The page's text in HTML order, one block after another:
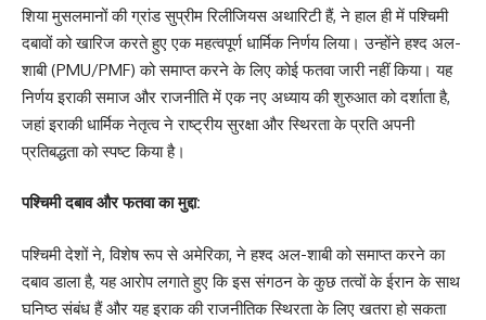
शिया मुसलमानों की ग्रांड सुप्रीम रिलीजियस अथारिटी हैं, ने हाल ही में पश्चिमी
दबावों को खारिज करते हुए एक महत्वपूर्ण धार्मिक निर्णय लिया। उन्होंने हश्द अल-
शाबी (PMU/PMF) को समाप्त करने के लिए कोई फतवा जारी नहीं किया। यह
निर्णय इराकी समाज और राजनीति में एक नए अध्याय की शुरुआत को दर्शाता है,
जहां इराकी धार्मिक नेतृत्व ने राष्ट्रीय सुरक्षा और स्थिरता के प्रति अपनी
प्रतिबद्धता को स्पष्ट किया है।
पश्चिमी दबाव और फतवा का मुद्दा:
पश्चिमी देशों ने, विशेष रूप से अमेरिका, ने हश्द अल-शाबी को समाप्त करने का
दबाव डाला है, यह आरोप लगाते हुए कि इस संगठन के कुछ तत्वों के ईरान के साथ
घनिष्ठ संबंध हैं और यह इराक की राजनीतिक स्थिरता के लिए खतरा हो सकता